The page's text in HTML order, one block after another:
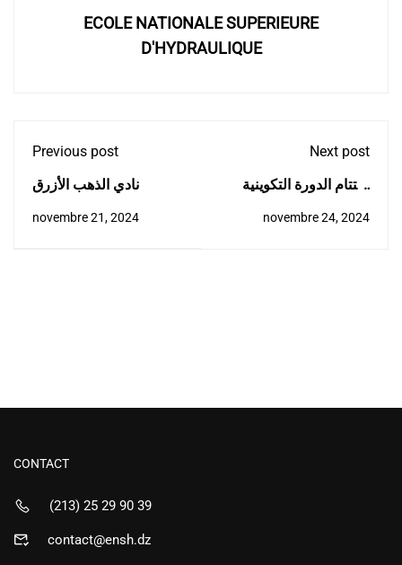
ECOLE NATIONALE SUPERIEURE
D'HYDRAULIQUE
Previous post
نادي الذهب الأزرق
novembre 21, 2024
Next post
اختتام الدورة التكوينية
novembre 24, 2024
CONTACT
(213) 25 29 90 39
contact@ensh.dz